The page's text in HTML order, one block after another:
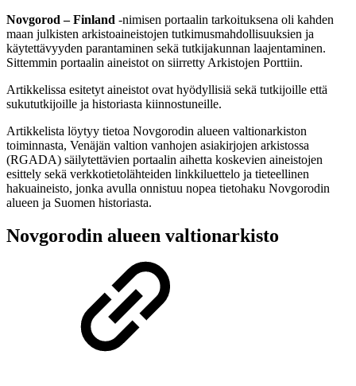
Novgorod – Finland -nimisen portaalin tarkoituksena oli kahden
maan julkisten arkistoaineistojen tutkimusmahdollisuuksien ja
käytettävyyden parantaminen sekä tutkijakunnan laajentaminen.
Sittemmin portaalin aineistot on siirretty Arkistojen Porttiin.
Artikkelissa esitetyt aineistot ovat hyödyllisiä sekä tutkijoille että
sukututkijoille ja historiasta kiinnostuneille.
Artikkelista löytyy tietoa Novgorodin alueen valtionarkiston
toiminnasta, Venäjän valtion vanhojen asiakirjojen arkistossa
(RGADA) säilytettävien portaalin aihetta koskevien aineistojen
esittely sekä verkkotietolähteiden linkkiluettelo ja tieteellinen
hakuaineisto, jonka avulla onnistuu nopea tietohaku Novgorodin
alueen ja Suomen historiasta.
Novgorodin alueen valtionarkisto